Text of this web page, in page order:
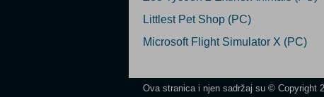
Littlest Pet Shop (PC)
Microsoft Flight Simulator X (PC)
Ova stranica i njen sadržaj su © Copyright